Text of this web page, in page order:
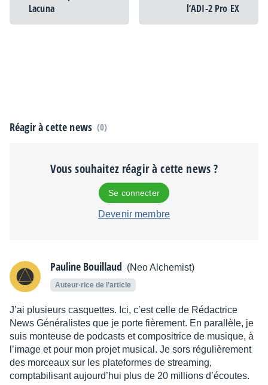
Lacuna
l’ADI-2 Pro EX
Réagir à cette news (0)
Vous souhaitez réagir à cette news ?
Se connecter
Devenir membre
Pauline Bouillaud (Neo Alchemist)
Auteur·rice de l’article
J’ai plusieurs casquettes. Ici, c’est celle de Rédactrice
News Généralistes que je porte fièrement. En parallèle, je
suis monteuse de podcasts et compositrice de musique, à
l’image et pour mon projet musical. Je sors régulièrement
des morceaux sur les plateformes de streaming,
comptabilisant aujourd’hui plus de 20 millions d’écoutes.